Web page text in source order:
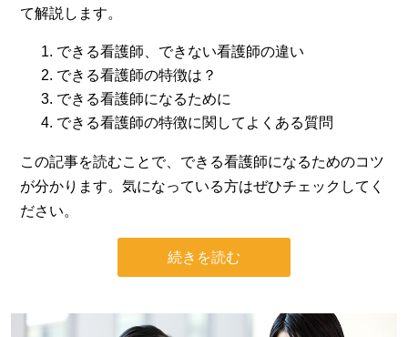
て解説します。
できる看護師、できない看護師の違い
できる看護師の特徴は？
できる看護師になるために
できる看護師の特徴に関してよくある質問
この記事を読むことで、できる看護師になるためのコツ
が分かります。気になっている方はぜひチェックしてく
ださい。
続きを読む